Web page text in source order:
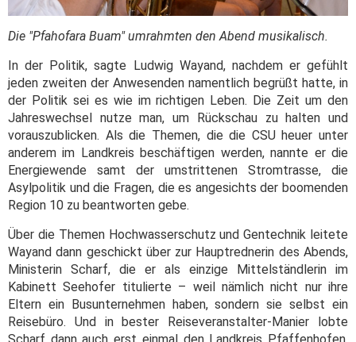
Die "Pfahofara Buam" umrahmten den Abend musikalisch.
In der Politik, sagte Ludwig Wayand, nachdem er gefühlt
jeden zweiten der Anwesenden namentlich begrüßt hatte, in
der Politik sei es wie im richtigen Leben. Die Zeit um den
Jahreswechsel nutze man, um Rückschau zu halten und
vorauszublicken. Als die Themen, die die CSU heuer unter
anderem im Landkreis beschäftigen werden, nannte er die
Energiewende samt der umstrittenen Stromtrasse, die
Asylpolitik und die Fragen, die es angesichts der boomenden
Region 10 zu beantworten gebe.
Über die Themen Hochwasserschutz und Gentechnik leitete
Wayand dann geschickt über zur Hauptrednerin des Abends,
Ministerin Scharf, die er als einzige Mittelständlerin im
Kabinett Seehofer titulierte – weil nämlich nicht nur ihre
Eltern ein Busunternehmen haben, sondern sie selbst ein
Reisebüro. Und in bester Reiseveranstalter-Manier lobte